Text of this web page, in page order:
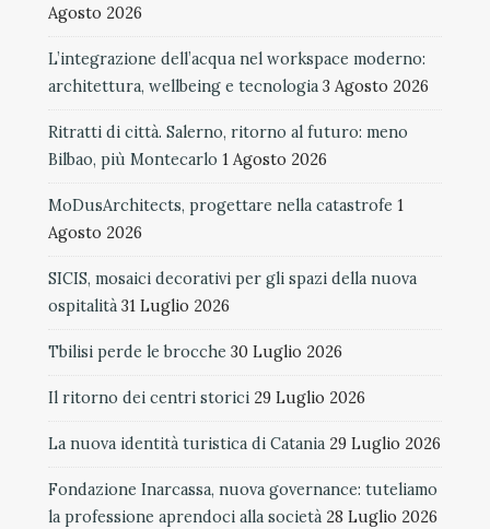
Agosto 2026
L’integrazione dell’acqua nel workspace moderno:
architettura, wellbeing e tecnologia 3 Agosto 2026
Ritratti di città. Salerno, ritorno al futuro: meno
Bilbao, più Montecarlo 1 Agosto 2026
MoDusArchitects, progettare nella catastrofe 1
Agosto 2026
SICIS, mosaici decorativi per gli spazi della nuova
ospitalità 31 Luglio 2026
Tbilisi perde le brocche 30 Luglio 2026
Il ritorno dei centri storici 29 Luglio 2026
La nuova identità turistica di Catania 29 Luglio 2026
Fondazione Inarcassa, nuova governance: tuteliamo
la professione aprendoci alla società 28 Luglio 2026